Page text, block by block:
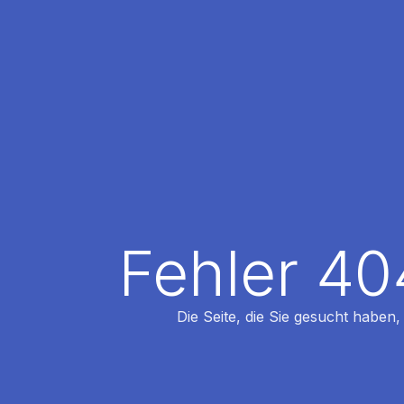
Fehler
Die Seite, die Sie gesucht